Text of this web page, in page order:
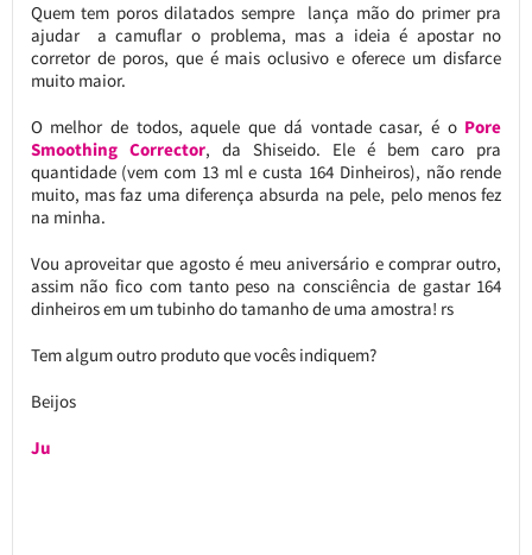
Quem tem poros dilatados sempre lança mão do primer pra
ajudar a camuflar o problema, mas a ideia é apostar no
corretor de poros, que é mais oclusivo e oferece um disfarce
muito maior.
O melhor de todos, aquele que dá vontade casar, é o Pore
Smoothing Corrector, da Shiseido. Ele é bem caro pra
quantidade (vem com 13 ml e custa 164 Dinheiros), não rende
muito, mas faz uma diferença absurda na pele, pelo menos fez
na minha.
Vou aproveitar que agosto é meu aniversário e comprar outro,
assim não fico com tanto peso na consciência de gastar 164
dinheiros em um tubinho do tamanho de uma amostra! rs
Tem algum outro produto que vocês indiquem?
Beijos
Ju